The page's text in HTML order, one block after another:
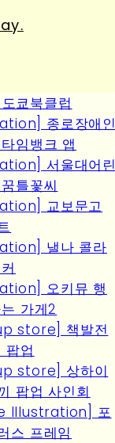
쿄북클럽
종로장애인
임뱅크 앱
서울대어린
틀꽃씨
교보문고
낼나 콜라
오키뮤 행
가게2
store] 책발전
팝업
store] 상하이
팝업 사인회
Illustration] 포
스 프레임